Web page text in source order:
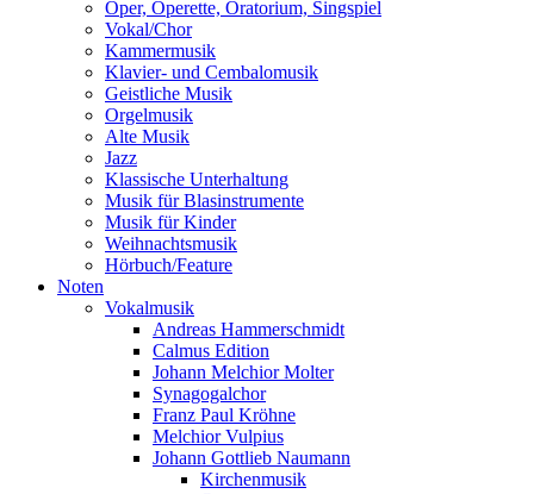
Oper, Operette, Oratorium, Singspiel
Vokal/Chor
Kammermusik
Klavier- und Cembalomusik
Geistliche Musik
Orgelmusik
Alte Musik
Jazz
Klassische Unterhaltung
Musik für Blasinstrumente
Musik für Kinder
Weihnachtsmusik
Hörbuch/Feature
Noten
Vokalmusik
Andreas Hammerschmidt
Calmus Edition
Johann Melchior Molter
Synagogalchor
Franz Paul Kröhne
Melchior Vulpius
Johann Gottlieb Naumann
Kirchenmusik